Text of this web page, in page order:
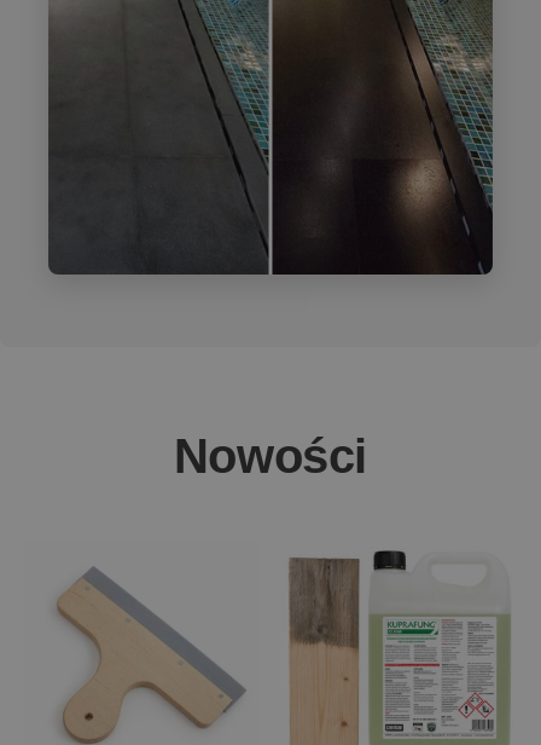
Nowości